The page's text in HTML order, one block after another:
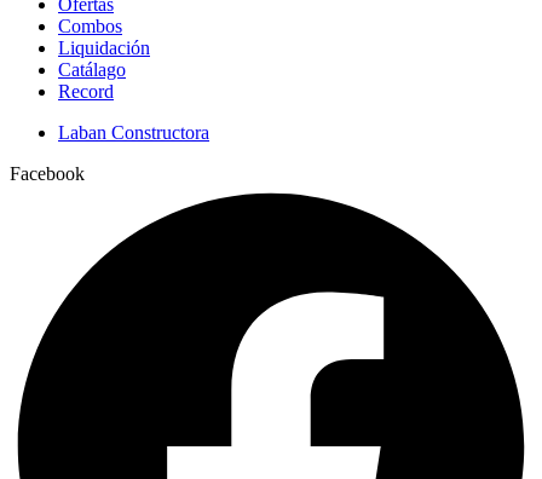
Ofertas
Combos
Liquidación
Catálago
Record
Laban Constructora
Facebook